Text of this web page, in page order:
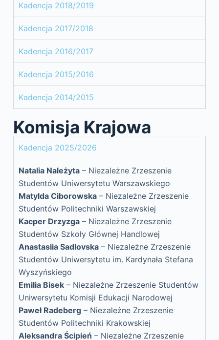
Kadencja 2018/2019
Kadencja 2017/2018
Kadencja 2016/2017
Kadencja 2015/2016
Kadencja 2014/2015
Komisja Krajowa
Kadencja 2025/2026
Natalia Należyta– Niezależne Zrzeszenie
Studentów Uniwersytetu Warszawskiego
Matylda Ciborowska– Niezależne Zrzeszenie
Studentów Politechniki Warszawskiej
Kacper Drzyzga– Niezależne Zrzeszenie
Studentów Szkoły Głównej Handlowej
Anastasiia Sadlovska– Niezależne Zrzeszenie
Studentów Uniwersytetu im. Kardynała Stefana
Wyszyńskiego
Emilia Bisek– Niezależne Zrzeszenie Studentów
Uniwersytetu Komisji Edukacji Narodowej
Paweł Radeberg– Niezależne Zrzeszenie
Studentów Politechniki Krakowskiej
Aleksandra Ścipień – Niezależne Zrzeszenie